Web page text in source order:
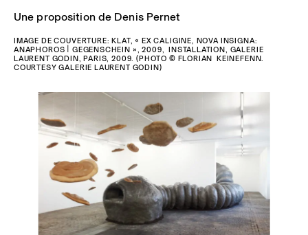
Une proposition de Denis Pernet
IMAGE DE COUVERTURE: KLAT, « EX CALIGINE, NOVA INSIGNA:
ANAPHOROS | GEGENSCHEIN », 2009, INSTALLATION, GALERIE
LAURENT GODIN, PARIS, 2009. (PHOTO © FLORIAN KEINEFENN.
COURTESY GALERIE LAURENT GODIN)